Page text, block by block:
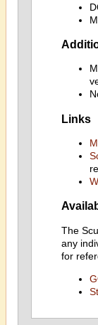
Links
The
any
for